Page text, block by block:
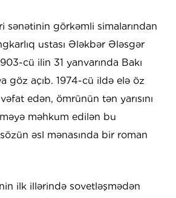
sənətinin görkəmli simalarından
ustası Ələkbər Ələsgər
cü ilin 31 yanvarında Bakı
göz açıb. 1974-cü ildə elə öz
edən, ömrünün tən yarısını
məhkum edilən bu
əsl mənasında bir roman
ilk illərində sovetləşmədən